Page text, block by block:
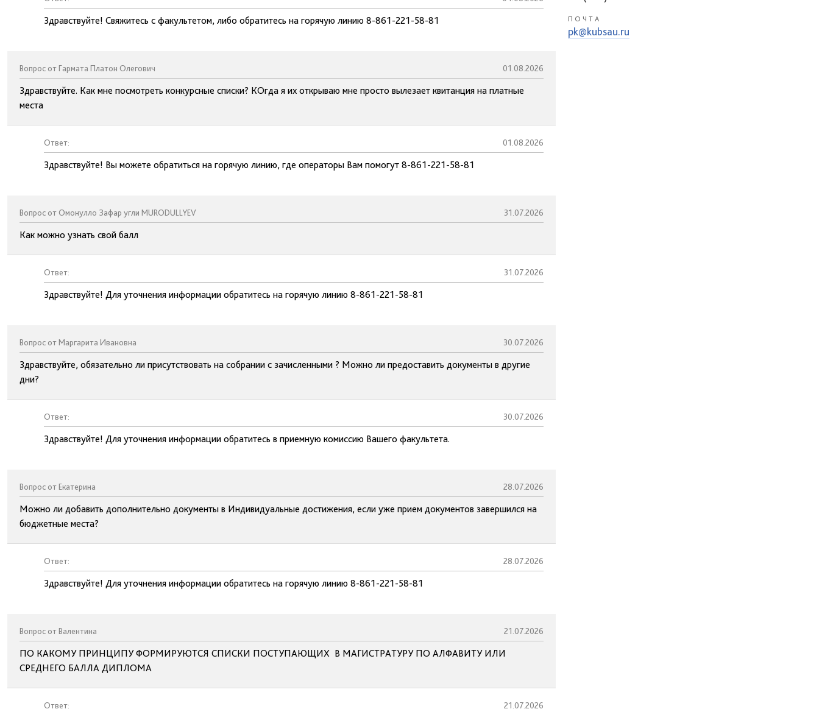
Здравствуйте! Свяжитесь с факультетом, либо обратитесь на горячую линию 8-861-221-58-81
Вопрос от Гармата Платон Олегович 01.08.2026
Здравствуйте. Как мне посмотреть конкурсные списки? КОгда я их открываю мне просто вылезает квитанция на платные
места
Ответ: 01.08.2026
Здравствуйте! Вы можете обратиться на горячую линию, где операторы Вам помогут 8-861-221-58-81
Вопрос от Омонулло Зафар угли MURODULLYEV 31.07.2026
Как можно узнать свой балл
Ответ: 31.07.2026
Здравствуйте! Для уточнения информации обратитесь на горячую линию 8-861-221-58-81
Вопрос от Маргарита Ивановна 30.07.2026
Здравствуйте, обязательно ли присутствовать на собрании с зачисленными ? Можно ли предоставить документы в другие
дни?
Ответ: 30.07.2026
Здравствуйте! Для уточнения информации обратитесь в приемную комиссию Вашего факультета.
Вопрос от Екатерина 28.07.2026
Можно ли добавить дополнительно документы в Индивидуальные достижения, если уже прием документов завершился на
бюджетные места?
Ответ: 28.07.2026
Здравствуйте! Для уточнения информации обратитесь на горячую линию 8-861-221-58-81
Вопрос от Валентина 21.07.2026
ПО КАКОМУ ПРИНЦИПУ ФОРМИРУЮТСЯ СПИСКИ ПОСТУПАЮЩИХ В МАГИСТРАТУРУ ПО АЛФАВИТУ ИЛИ
СРЕДНЕГО БАЛЛА ДИПЛОМА
Ответ: 21.07.2026
ПОЧТА
pk@kubsau.ru